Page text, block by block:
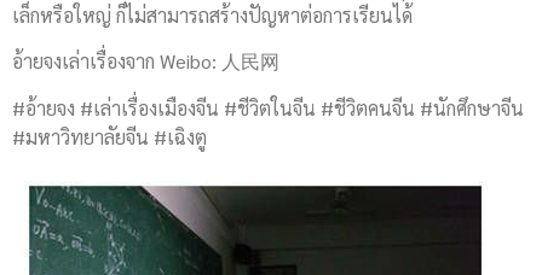
เล็กหรือใหญ่ ก็ไม่สามารถสร้างปัญหาต่อการเรียนได้
อ้ายจงเล่าเรื่องจาก Weibo: 人民网
#อ้ายจง #เล่าเรื่องเมืองจีน #ชีวิตในจีน #ชีวิตคนจีน #นักศึกษาจีน
#มหาวิทยาลัยจีน #เฉิงตู